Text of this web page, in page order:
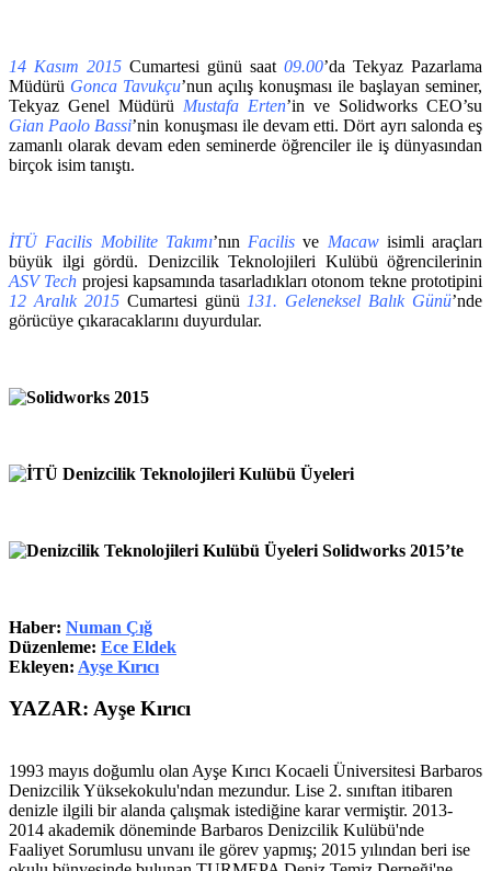
14 Kasım 2015 Cumartesi günü saat 09.00’da Tekyaz Pazarlama
Müdürü Gonca Tavukçu’nun açılış konuşması ile başlayan seminer,
Tekyaz Genel Müdürü Mustafa Erten’in ve Solidworks CEO’su
Gian Paolo Bassi’nin konuşması ile devam etti. Dört ayrı salonda eş
zamanlı olarak devam eden seminerde öğrenciler ile iş dünyasından
birçok isim tanıştı.
İTÜ Facilis Mobilite Takımı’nın Facilis ve Macawisimli araçları
büyük ilgi gördü. Denizcilik Teknolojileri Kulübü öğrencilerinin
ASV Tech projesi kapsamında tasarladıkları otonom tekne prototipini
12 Aralık 2015Cumartesi günü 131. Geleneksel Balık Günü’nde
görücüye çıkaracaklarını duyurdular.
Haber: Numan Çığ
Düzenleme: Ece Eldek
Ekleyen: Ayşe Kırıcı
YAZAR: Ayşe Kırıcı
1993 mayıs doğumlu olan Ayşe Kırıcı Kocaeli Üniversitesi Barbaros
Denizcilik Yüksekokulu'ndan mezundur. Lise 2. sınıftan itibaren
denizle ilgili bir alanda çalışmak istediğine karar vermiştir. 2013-
2014 akademik döneminde Barbaros Denizcilik Kulübü'nde
Faaliyet Sorumlusu unvanı ile görev yapmış; 2015 yılından beri ise